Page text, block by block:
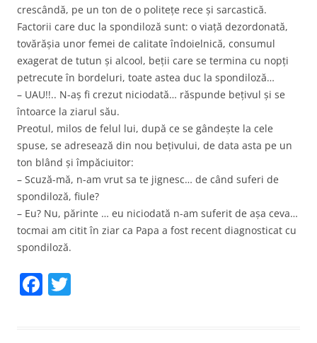
crescândă, pe un ton de o politețe rece și sarcastică.
Factorii care duc la spondiloză sunt: o viață dezordonată,
tovărășia unor femei de calitate îndoielnică, consumul
exagerat de tutun și alcool, beții care se termina cu nopți
petrecute în bordeluri, toate astea duc la spondiloză…
– UAU!!.. N-aș fi crezut niciodată… răspunde bețivul și se
întoarce la ziarul său.
Preotul, milos de felul lui, după ce se gândește la cele
spuse, se adresează din nou bețivului, de data asta pe un
ton blând și împăciuitor:
– Scuză-mă, n-am vrut sa te jignesc… de când suferi de
spondiloză, fiule?
– Eu? Nu, părinte … eu niciodată n-am suferit de așa ceva…
tocmai am citit în ziar ca Papa a fost recent diagnosticat cu
spondiloză.
F